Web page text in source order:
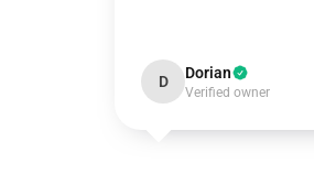
D Dorian
Verified owner